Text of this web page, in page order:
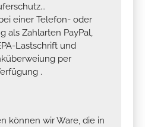
einer Telefon- oder
als Zahlarten PayPal,
Lastschrift und
per
.
können wir Ware, die in